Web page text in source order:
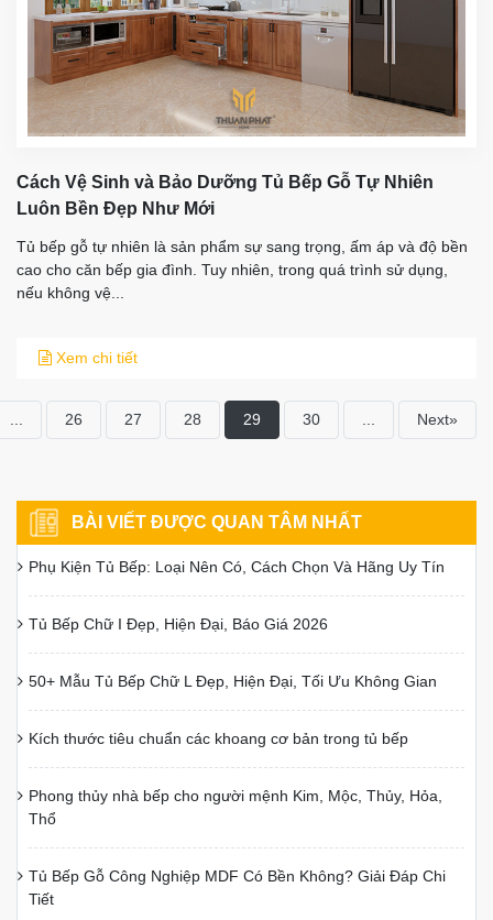
Cách Vệ Sinh và Bảo Dưỡng Tủ Bếp Gỗ Tự Nhiên
Luôn Bền Đẹp Như Mới
Tủ bếp gỗ tự nhiên là sản phẩm sự sang trọng, ấm áp và độ bền
cao cho căn bếp gia đình. Tuy nhiên, trong quá trình sử dụng,
nếu không vệ...
Xem chi tiết
... 26 27 28 29 30 ... Next»
BÀI VIẾT ĐƯỢC QUAN TÂM NHẤT
Phụ Kiện Tủ Bếp: Loại Nên Có, Cách Chọn Và Hãng Uy Tín
Tủ Bếp Chữ I Đẹp, Hiện Đại, Báo Giá 2026
50+ Mẫu Tủ Bếp Chữ L Đẹp, Hiện Đại, Tối Ưu Không Gian
Kích thước tiêu chuẩn các khoang cơ bản trong tủ bếp
Phong thủy nhà bếp cho người mệnh Kim, Mộc, Thủy, Hỏa,
Thổ
Tủ Bếp Gỗ Công Nghiệp MDF Có Bền Không? Giải Đáp Chi
Tiết